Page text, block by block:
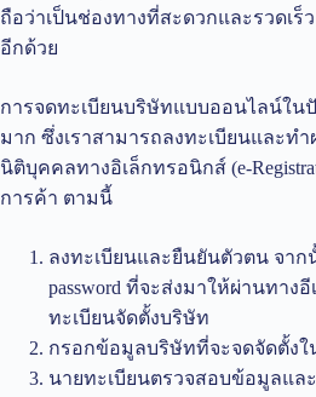
ถือว่าเป็นช่องทางที่สะดวกและรวดเร็
อีกด้วย
การจดทะเบียนบริษัทแบบออนไลน์ใน
มาก ซึ่งเราสามารถลงทะเบียนและท
นิติบุคคลทางอิเล็กทรอนิกส์ (e-
การค้า ตามนี้
ลงทะเบียนและยืนยันตัวตน จาก
password ที่จะส่งมาให้ผ่านทาง
ทะเบียนจัดตั้งบริษัท
กรอกข้อมูลบริษัทที่จะจดจัดตั้งใน
นายทะเบียนตรวจสอบข้อมูลแล